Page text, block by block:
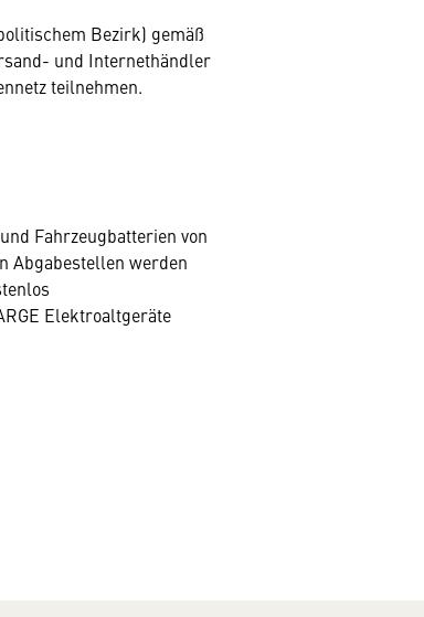
Bezirk) gemäß
und Internethändler
teilnehmen.
Fahrzeugbatterien von
Abgabestellen werden
Elektroaltgeräte